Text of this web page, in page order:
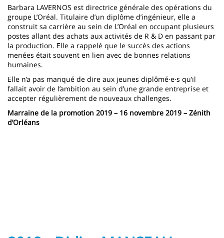
Barbara LAVERNOS est directrice générale des opérations du
groupe L’Oréal. Titulaire d’un diplôme d’ingénieur, elle a
construit sa carrière au sein de L’Oréal en occupant plusieurs
postes allant des achats aux activités de R & D en passant par
la production. Elle a rappelé que le succès des actions
menées était souvent en lien avec de bonnes relations
humaines.
Elle n’a pas manqué de dire aux jeunes diplômé·e·s qu’il
fallait avoir de l’ambition au sein d’une grande entreprise et
accepter régulièrement de nouveaux challenges.
Marraine de la promotion 2019 – 16 novembre 2019 – Zénith
d’Orléans